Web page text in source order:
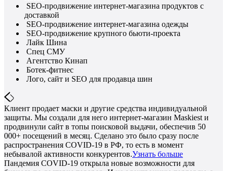
SEO-продвижение интернет-магазина продуктов с
доставкой
SEO-продвижение интернет-магазина одежды
SEO-продвижение крупного бьюти-проекта
Лайк Шина
Спец СМУ
Агентство Кинап
Ботек-фитнес
Лого, сайт и SEO для продавца шин
Клиент продает маски и другие средства индивидуальной
защиты. Мы создали для него интернет-магазин Maskiest и
продвинули сайт в топы поисковой выдачи, обеспечив 50
000+ посещений в месяц. Сделано это было сразу после
распространения COVID-19 в РФ, то есть в момент
небывалой активности конкурентов.Узнать больше
Пандемия COVID-19 открыла новые возможности для